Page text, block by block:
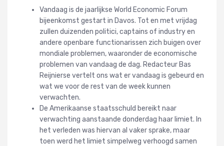
Vandaag is de jaarlijkse World Economic Forum
bijeenkomst gestart in Davos. Tot en met vrijdag
zullen duizenden politici, captains of industry en
andere openbare functionarissen zich buigen over
mondiale problemen, waaronder de economische
problemen van vandaag de dag. Redacteur Bas
Reijnierse vertelt ons wat er vandaag is gebeurd en
wat we voor de rest van de week kunnen
verwachten.
De Amerikaanse staatsschuld bereikt naar
verwachting aanstaande donderdag haar limiet. In
het verleden was hiervan al vaker sprake, maar
toen werd het limiet simpelweg verhoogd samen